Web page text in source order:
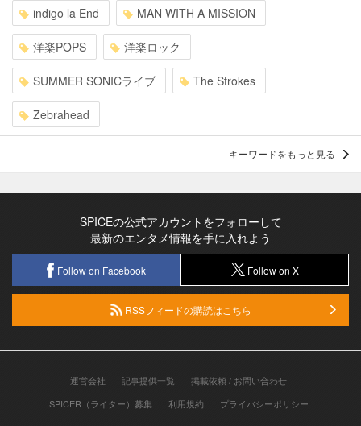
indigo la End MAN WITH A MISSION
洋楽POPS 洋楽ロック
SUMMER SONICライブ The Strokes
Zebrahead
キーワードをもっと見る
SPICEの公式アカウントをフォローして
最新のエンタメ情報を手に入れよう
Follow on Facebook Follow on X
RSSフィードの購読はこちら
運営会社 記事提供一覧
掲載依頼 / お問い合わせ
SPICER（ライター）募集
利用規約 プライバシーポリシー